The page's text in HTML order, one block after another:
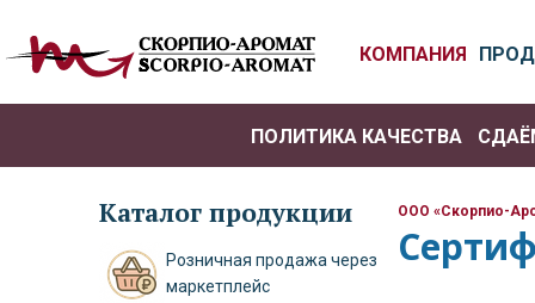
КОМПАНИЯ
ПОЛИТИКА КАЧЕСТВА
Каталог продукции
Розничная продажа через
маркетплейс
ООО «Скорпио-